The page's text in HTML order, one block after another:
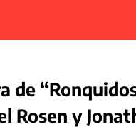
de
Rosen y